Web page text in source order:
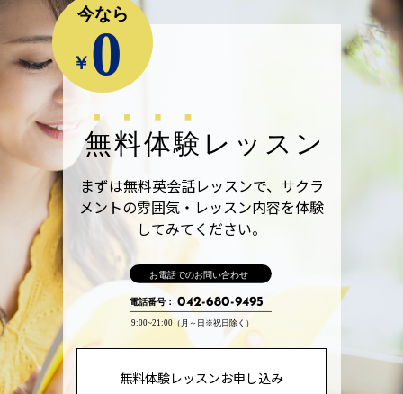
￥ 0
今なら
無料体験レッスン
まずは無料英会話レッスンで、サクラ
メントの雰囲気・レッスン内容を体験
してみてください。
042-680-9495
電話番号：
9:00~21:00（月～日※祝日除く）
お電話でのお問い合わせ
無料体験レッスンお申し込み